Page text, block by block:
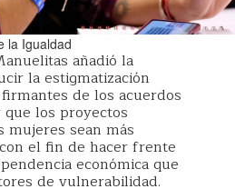
la Igualdad
añadió la
la estigmatización
de los acuerdos
los proyectos
mujeres sean más
el fin de hacer frente
económica que
de vulnerabilidad.